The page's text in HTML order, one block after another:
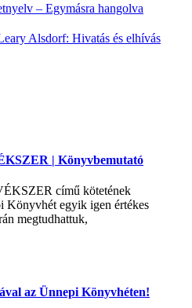
– Egymásra hangolva
Alsdorf: Hivatás és elhívás
| Könyvbemutató
című kötetének
Könyvhét egyik igen értékes
megtudhattuk,
az Ünnepi Könyvhéten!